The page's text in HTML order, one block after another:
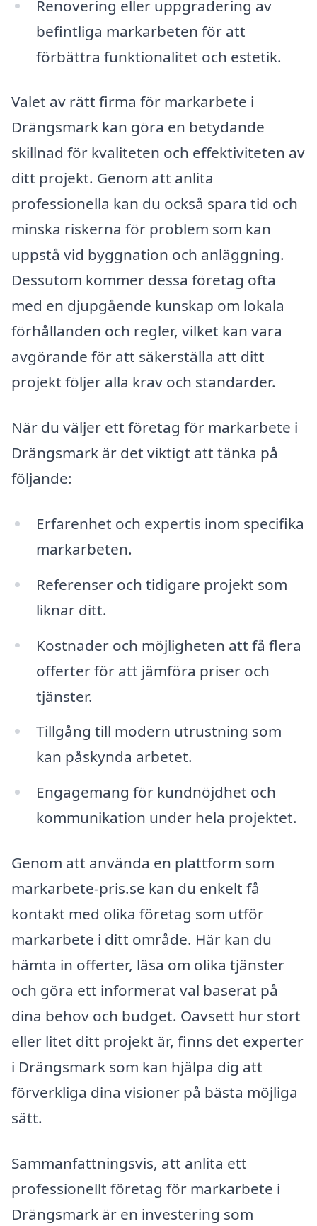
Renovering eller uppgradering av
befintliga markarbeten för att
förbättra funktionalitet och estetik.
Valet av rätt firma för markarbete i
Drängsmark kan göra en betydande
skillnad för kvaliteten och effektiviteten av
ditt projekt. Genom att anlita
professionella kan du också spara tid och
minska riskerna för problem som kan
uppstå vid byggnation och anläggning.
Dessutom kommer dessa företag ofta
med en djupgående kunskap om lokala
förhållanden och regler, vilket kan vara
avgörande för att säkerställa att ditt
projekt följer alla krav och standarder.
När du väljer ett företag för markarbete i
Drängsmark är det viktigt att tänka på
följande:
Erfarenhet och expertis inom specifika
markarbeten.
Referenser och tidigare projekt som
liknar ditt.
Kostnader och möjligheten att få flera
offerter för att jämföra priser och
tjänster.
Tillgång till modern utrustning som
kan påskynda arbetet.
Engagemang för kundnöjdhet och
kommunikation under hela projektet.
Genom att använda en plattform som
markarbete-pris.se kan du enkelt få
kontakt med olika företag som utför
markarbete i ditt område. Här kan du
hämta in offerter, läsa om olika tjänster
och göra ett informerat val baserat på
dina behov och budget. Oavsett hur stort
eller litet ditt projekt är, finns det experter
i Drängsmark som kan hjälpa dig att
förverkliga dina visioner på bästa möjliga
sätt.
Sammanfattningsvis, att anlita ett
professionellt företag för markarbete i
Drängsmark är en investering som